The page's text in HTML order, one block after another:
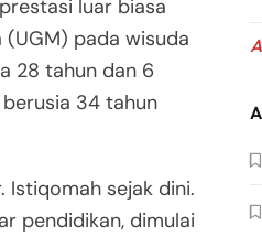
luar biasa
pada wisuda
28 tahun dan 6
34 tahun
Istiqomah sejak dini.
pendidikan, dimulai